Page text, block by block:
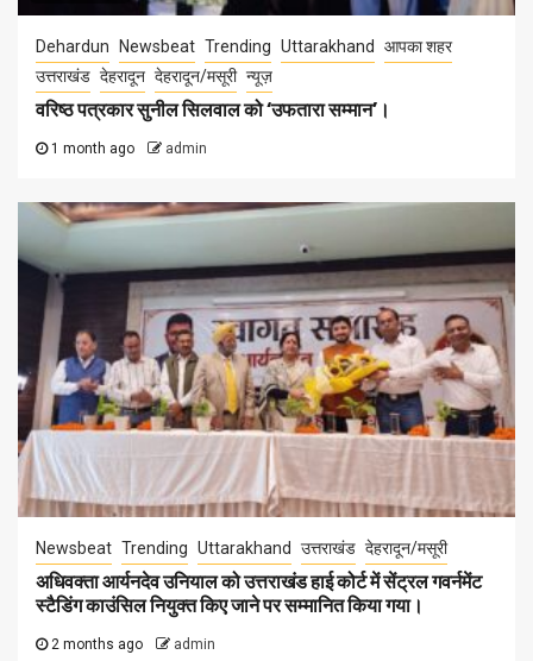
Dehardun Newsbeat Trending Uttarakhand
आपका शहर
उत्तराखंड देहरादून देहरादून/मसूरी न्यूज़
वरिष्ठ पत्रकार सुनील सिलवाल को ‘उफतारा सम्मान’।
1 month ago admin
Newsbeat Trending Uttarakhand उत्तराखंड देहरादून/मसूरी
अधिवक्ता आर्यनदेव उनियाल को उत्तराखंड हाई कोर्ट में सेंट्रल गवर्नमेंट
स्टैडिंग काउंसिल नियुक्त किए जाने पर सम्मानित किया गया।
2 months ago admin